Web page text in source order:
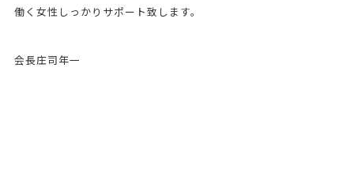
働く女性しっかりサポート致します。
会長庄司年一